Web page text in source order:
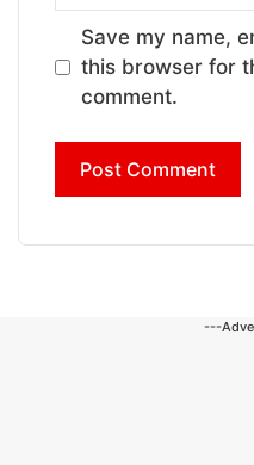
Save my name,
this browser for
comment.
---